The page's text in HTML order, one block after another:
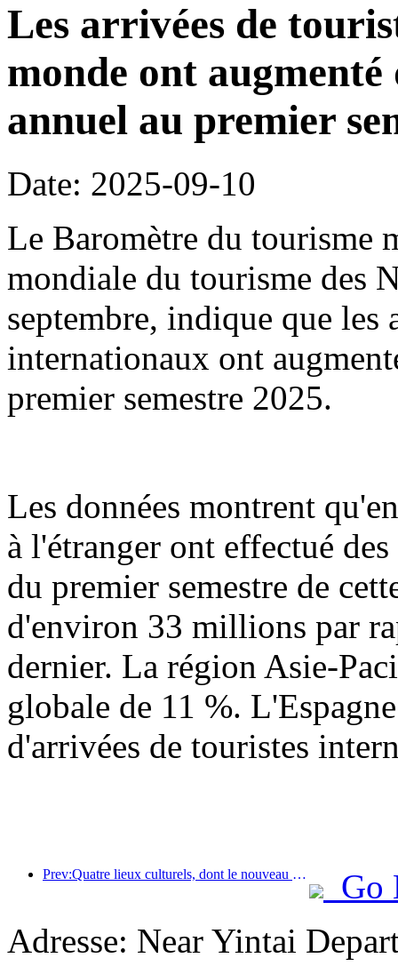
Les arrivées de
monde ont
annuel au premier
Date: 2025-09-10
Le Baromètre du tourisme
mondiale du tourisme des
septembre, indique que les
internationaux ont
premier semestre 2025.
Les données montrent
à l'étranger ont effectué
du premier semestre de
d'environ 33 millions par
dernier. La région Asie-
globale de 11 %.
d'arrivées de touristes
Prev:Quatre lieux culturels, dont le nouveau « Jinling Poetry Hall » dans la zone panoramique du lac Xuanwu à Nanjing, ont officiellement ouvert leurs portes.
Go
Adresse: Near Yintai